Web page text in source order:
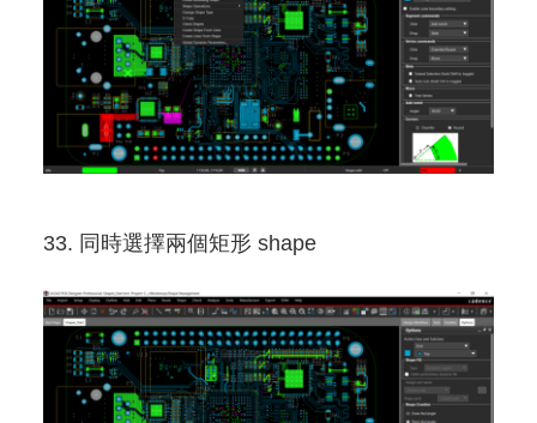
33. 同時選擇兩個矩形 shape